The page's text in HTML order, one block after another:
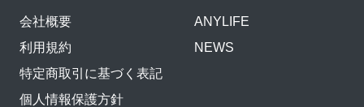
会社概要
利用規約
特定商取引に基づく表記
個人情報保護方針
ANYLIFE
NEWS